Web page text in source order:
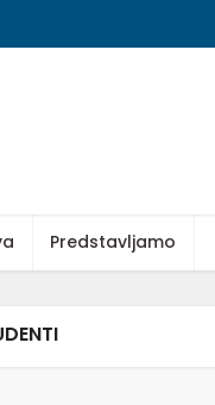
Predstavljamo